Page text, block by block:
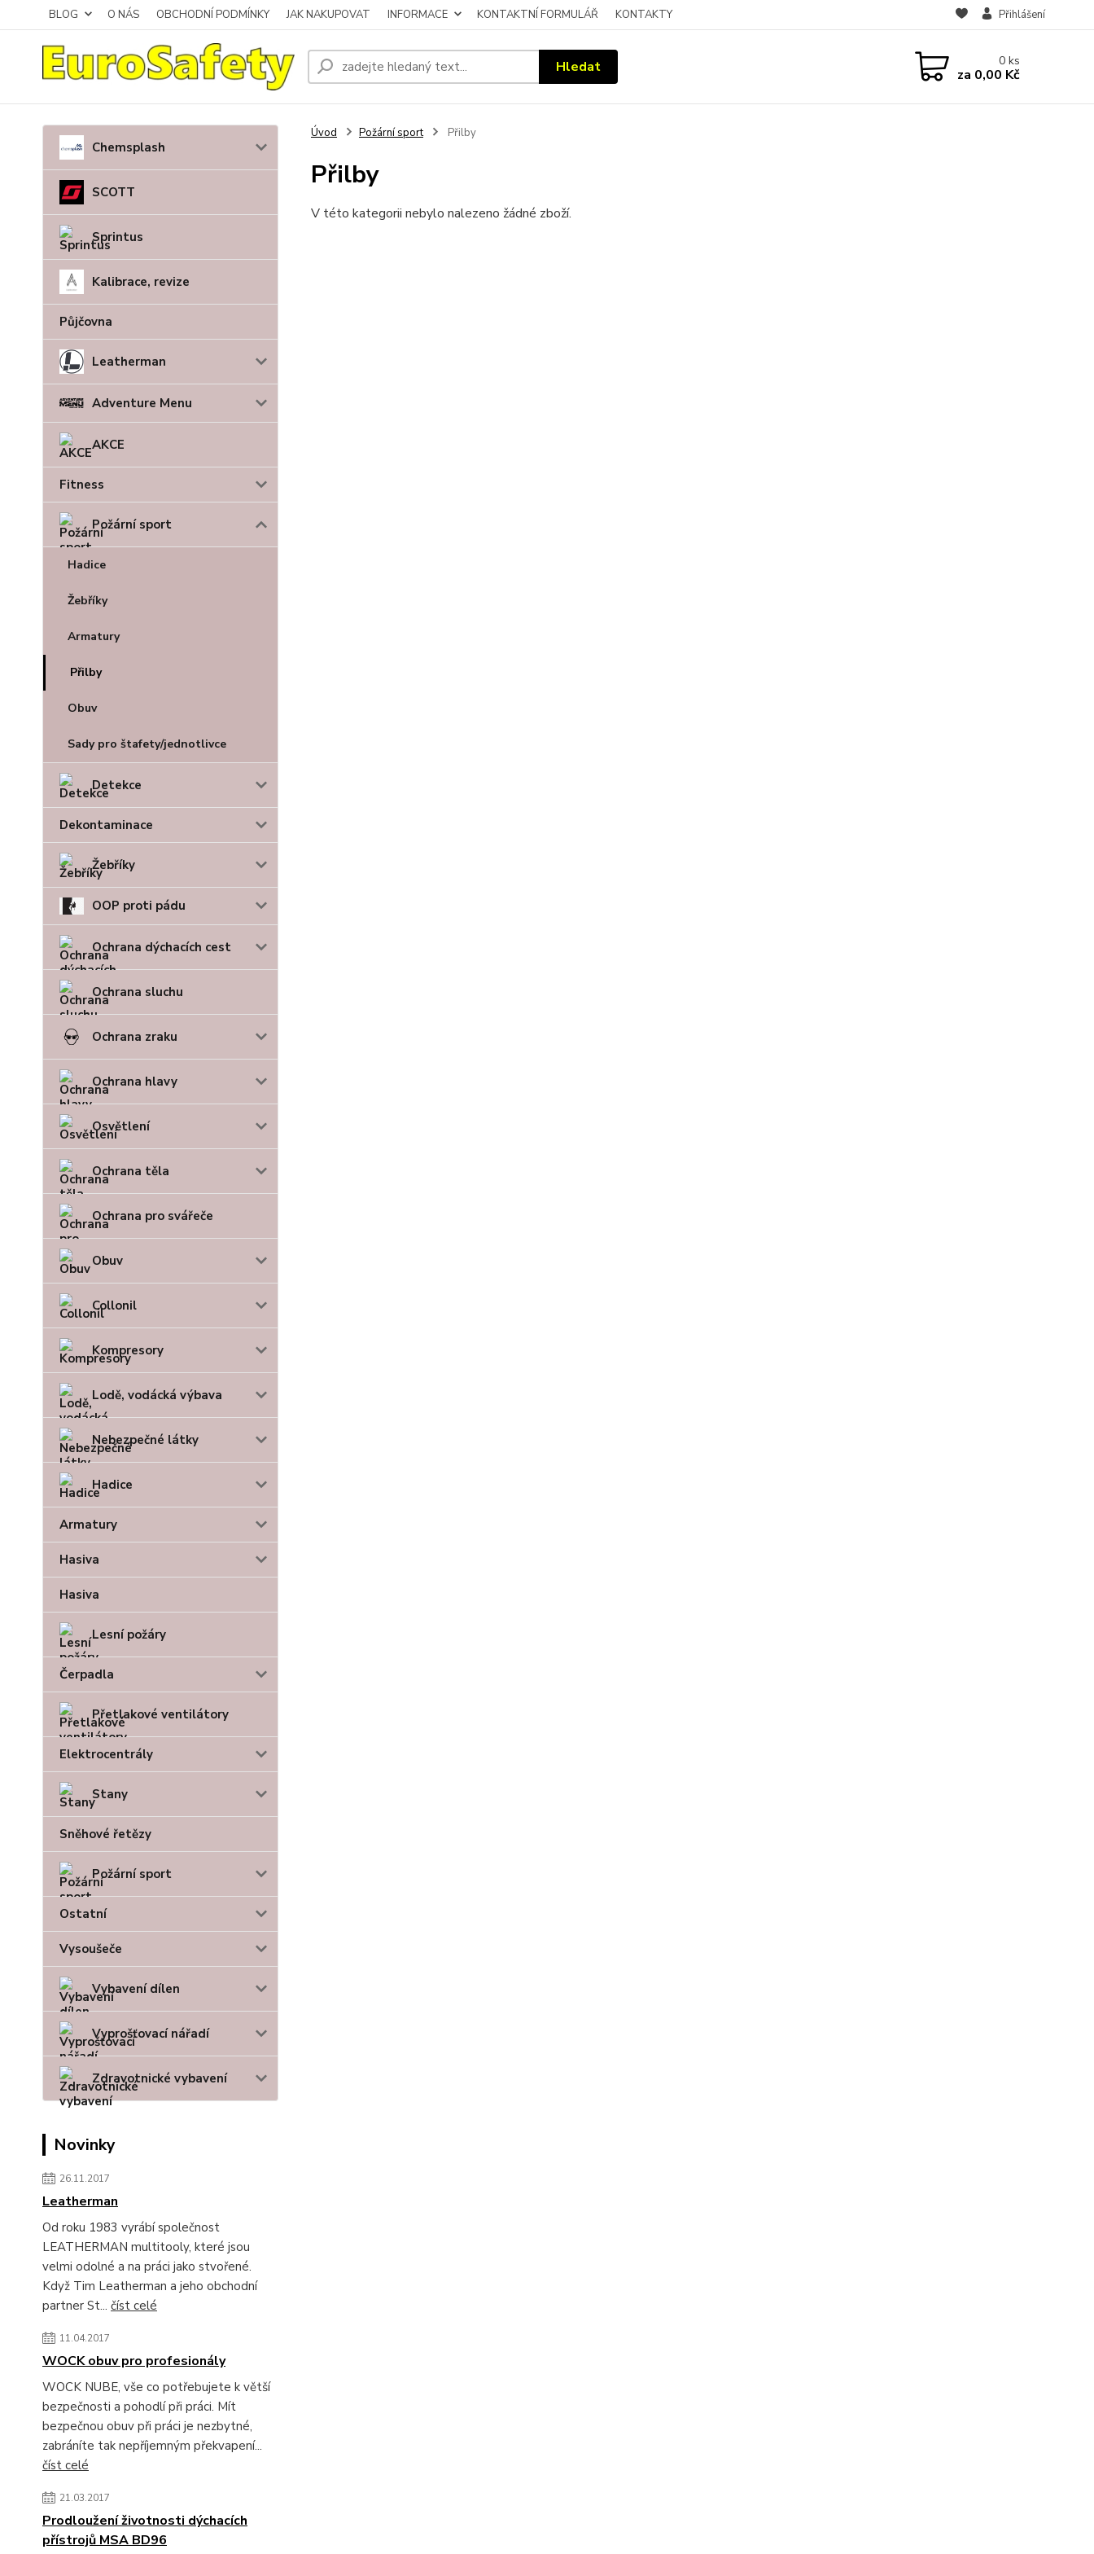
BLOG O NÁS OBCHODNÍ PODMÍNKY JAK NAKUPOVAT INFORMACE KONTAKTNÍ FORMULÁŘ KONTAKTY Přihlášení
Hledat 0ks
za 0,00 Kč
Chemsplash
SCOTT
Sprintus
Kalibrace, revize
Půjčovna
Leatherman
Adventure Menu
AKCE
Fitness
Požární sport
Hadice
Žebříky
Armatury
Přilby
Obuv
Sady pro štafety/jednotlivce
Detekce
Dekontaminace
Žebříky
OOP proti pádu
Ochrana dýchacích cest
Ochrana sluchu
Ochrana zraku
Ochrana hlavy
Osvětlení
Ochrana těla
Ochrana pro svářeče
Obuv
Collonil
Kompresory
Lodě, vodácká výbava
Nebezpečné látky
Hadice
Armatury
Hasiva
Hasiva
Lesní požáry
Čerpadla
Přetlakové ventilátory
Elektrocentrály
Stany
Sněhové řetězy
Požární sport
Ostatní
Vysoušeče
Vybavení dílen
Vyprošťovací nářadí
Zdravotnické vybavení
Novinky
26.11.2017
Leatherman
Od roku 1983 vyrábí společnost
LEATHERMAN multitooly, které jsou
velmi odolné a na práci jako stvořené.
Když Tim Leatherman a jeho obchodní
partner St... číst celé
11.04.2017
WOCK obuv pro profesionály
WOCK NUBE, vše co potřebujete k větší
bezpečnosti a pohodlí při práci. Mít
bezpečnou obuv při práci je nezbytné,
zabráníte tak nepříjemným překvapení...
číst celé
21.03.2017
Prodloužení životnosti dýchacích
přístrojů MSA BD96
Úvod Požární sport Přilby
Přilby
V této kategorii nebylo nalezeno žádné zboží.